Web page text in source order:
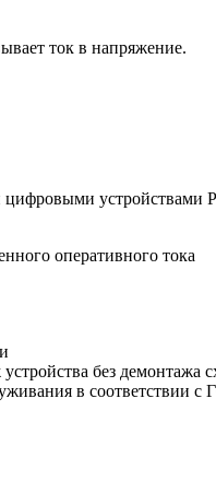
ток в напряжение.
устройствами
оперативного тока
без демонтажа
в соответствии